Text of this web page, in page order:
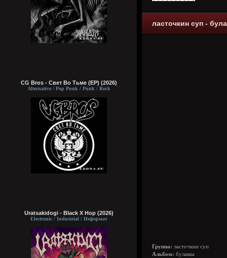
CG Bros - Свет Во Тьме (EP) (2026)
Alternative / Pop Punk / Punk / Rock
Uratsakidogi - Black X Hop (2026)
Electronic / Industrial / Неформат
ласточкин суп -
Группа: ласточкин суп
Альбом: булавка